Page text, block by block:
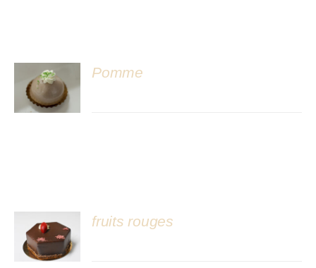
DÉTAILS
Pomme
DÉTAILS
fruits rouges